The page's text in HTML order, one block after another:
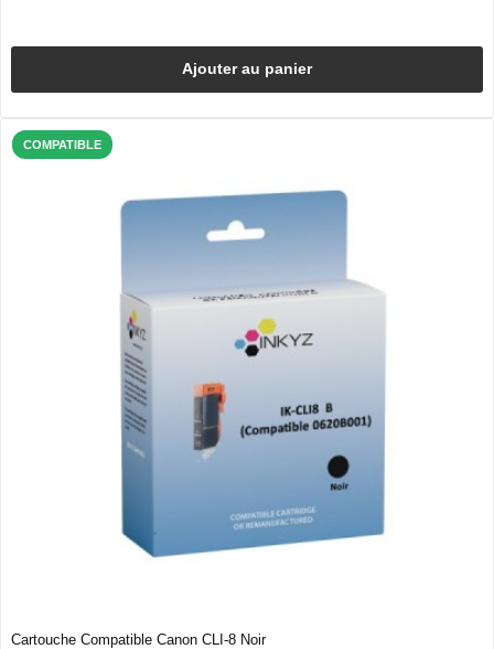
Ajouter au panier
COMPATIBLE
Cartouche Compatible Canon CLI-8 Noir